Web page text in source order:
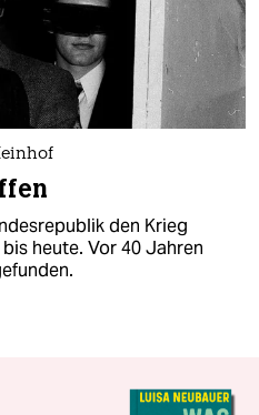
den Krieg
heute. Vor 40 Jahren